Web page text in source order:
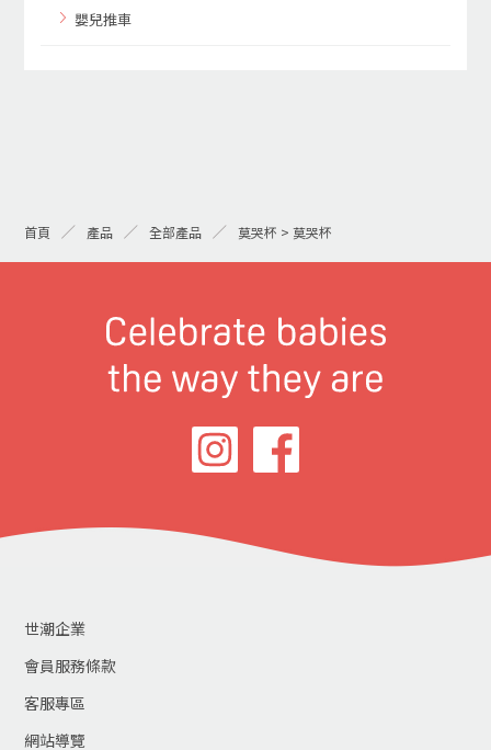
嬰兒推車
首頁 產品 全部產品 莫哭杯 > 莫哭杯
世潮企業
會員服務條款
客服專區
網站導覽